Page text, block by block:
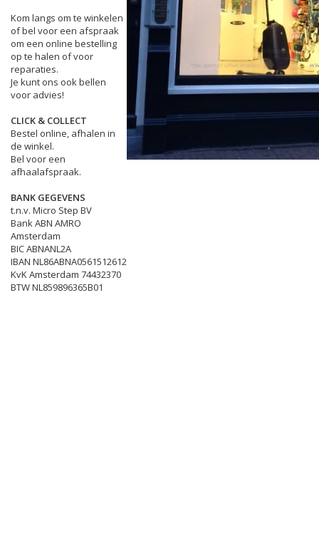
Kom langs om te winkelen
of bel voor een afspraak
om een online bestelling
op te halen of voor
reparaties.
Je kunt ons ook bellen
voor advies!
CLICK & COLLECT
Bestel online, afhalen in
de winkel.
Bel voor een
afhaalafspraak.
BANK GEGEVENS
t.n.v. Micro Step BV
Bank ABN AMRO
Amsterdam
BIC ABNANL2A
IBAN NL86ABNA0561512612
KvK Amsterdam 74432370
BTW NL859896365B01